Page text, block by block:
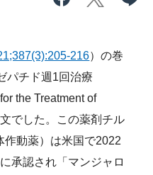
216）の巻
パチド週1回治療
the Treatment of
でした。この薬剤チル
作動薬）は米国で2022
承認され「マンジャロ